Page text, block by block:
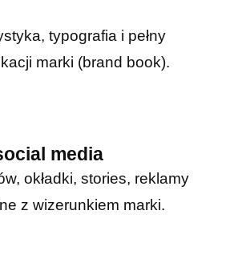
typografia i pełny
marki (brand book).
media
okładki, stories, reklamy
z wizerunkiem marki.